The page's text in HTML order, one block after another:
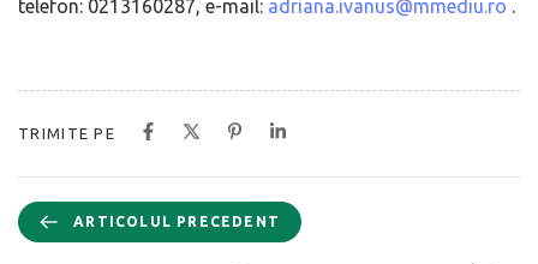
telefon: 0213160287, e-mail: adriana.ivanus@mmediu.ro .
TRIMITE PE
ARTICOLUL PRECEDENT